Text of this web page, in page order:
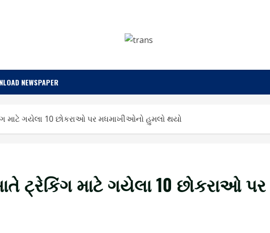
NEWSPAPER
માટે ગયેલા 10 છોકરાઓ પર મધમાખીઓનો હુમલો થયો
ટ્રેકિંગ માટે ગયેલા 10 છોકરાઓ